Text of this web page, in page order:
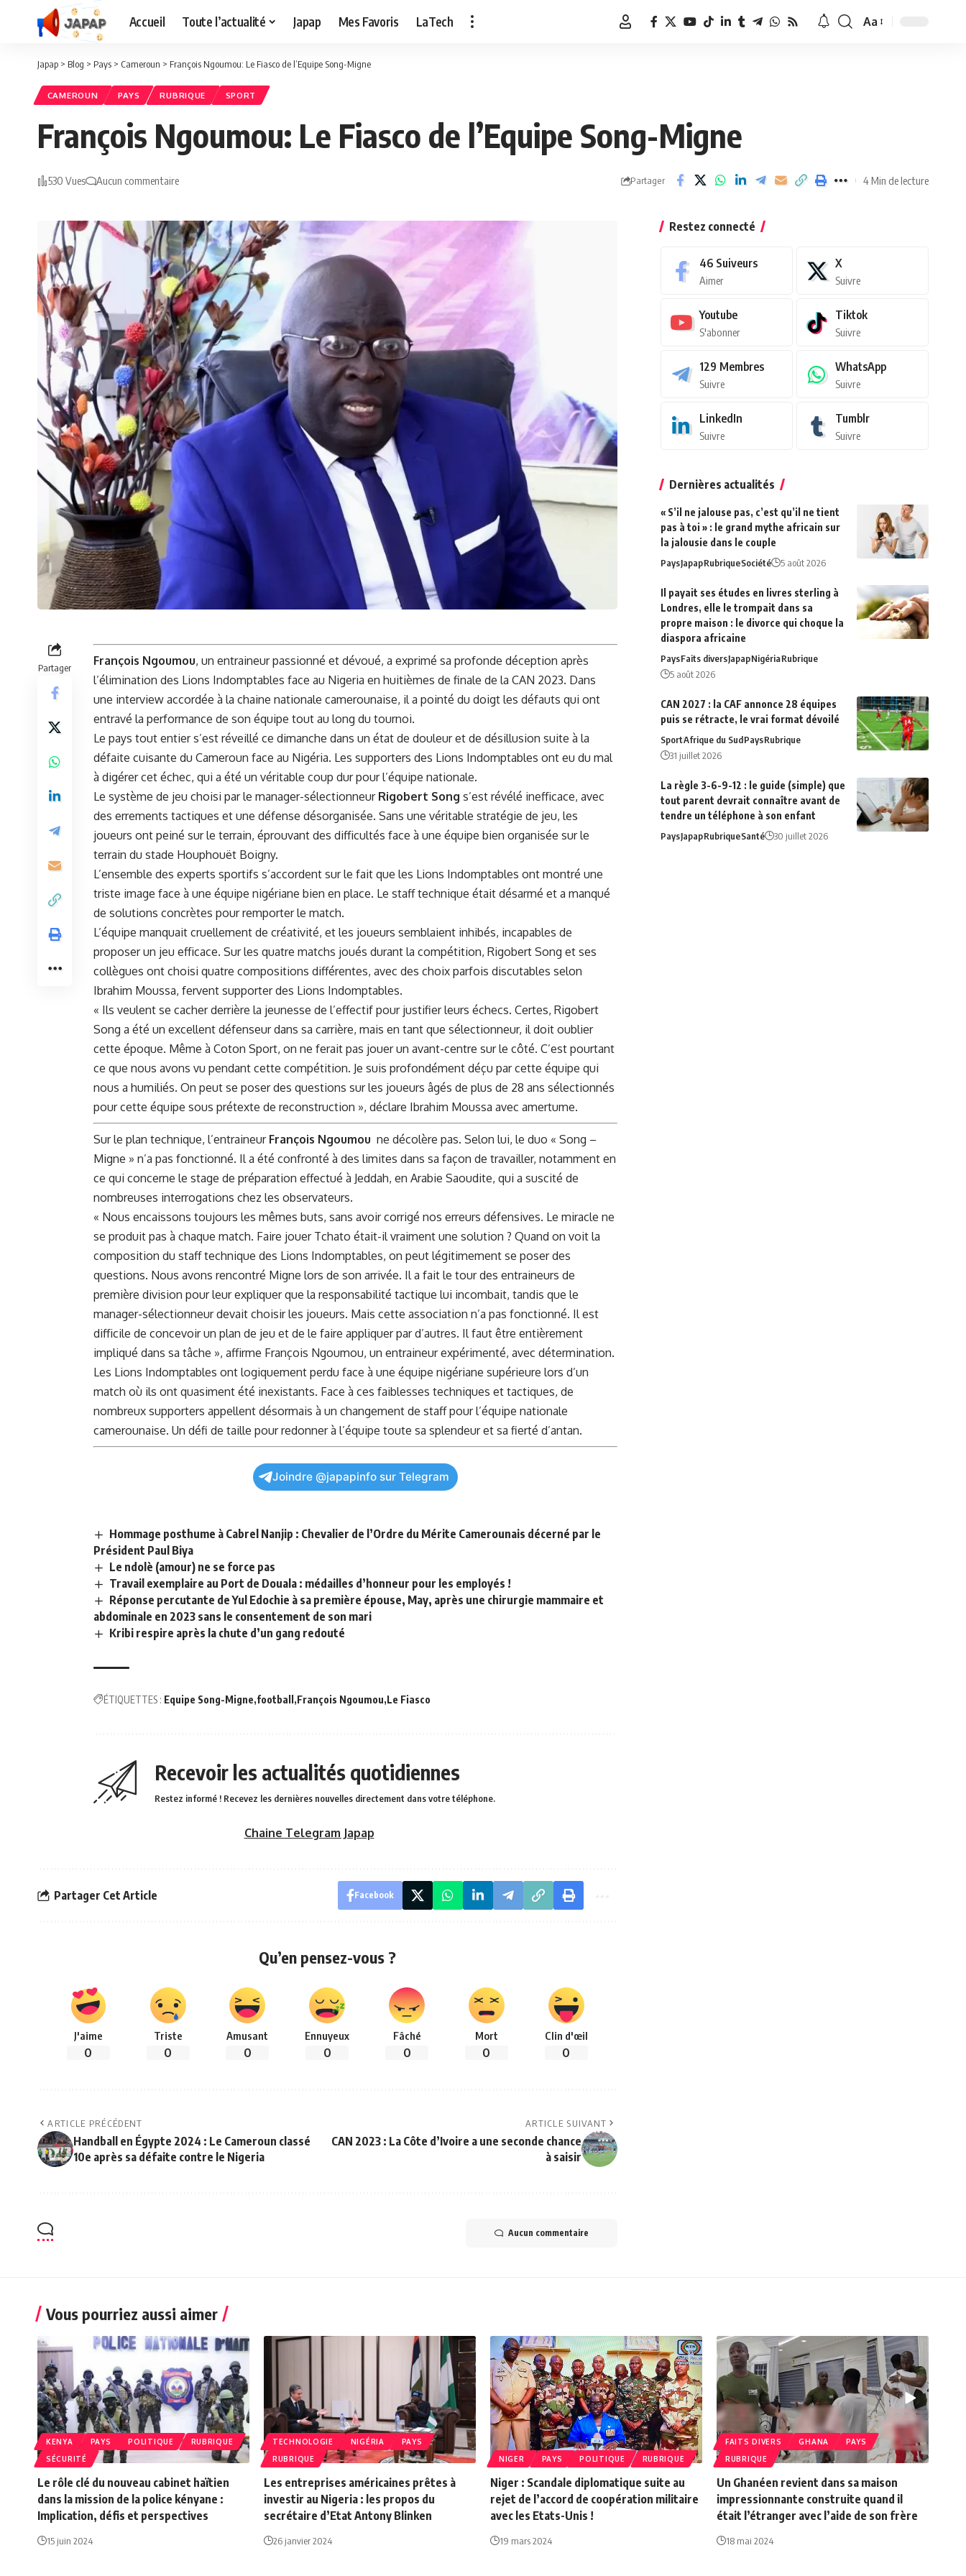
Accueil Toute l’actualité Japap Mes Favoris LaTech
Redimensionner
Aa
Japap > Blog > Pays > Cameroun > François Ngoumou: Le Fiasco de l’Equipe Song-Migne
CAMEROUN PAYS RUBRIQUE SPORT
François Ngoumou: Le Fiasco de l’Equipe Song-Migne
530 Vues Aucun commentaire Partager 4 Min de lecture
Partager François Ngoumou, un entraineurpassionné et dévoué, a exprimé sa​ profonde‍ déception après⁣
l’élimination des Lions Indomptables face‌ au Nigeria ⁤en huitièmes de finale de la CAN ⁢2023. Dans
une interview accordée⁢ à⁣ la chaine nationale camerounaise, il a pointé du‌ doigt les défauts ⁢qui ont
entravé ‌la performance de son équipe tout ⁤au long du tournoi.
Le pays tout entier s’est réveillé ce dimanche dans un état de douleur⁢et de désillusion suite⁢ à ​la
défaite cuisante du Cameroun⁢ face au Nigéria. ⁤Les supporters ⁤des ‌Lions Indomptables ont eu du mal
à digérer cet échec, qui a été⁣ un ​véritable coup dur⁤ pour l’équipe nationale.
Le ‍système de jeu choisi par le manager-sélectionneur Rigobert Song s’est révélé inefficace, avec
des errements tactiques et⁣ une défense désorganisée. Sans une ⁢véritable stratégie de jeu, les
joueurs ‍ont peiné sur ‍le terrain, éprouvant des⁢ difficultés face à une équipe bien organisée sur le
terrain ⁤du stade ‌Houphouët Boigny.
L’ensemble des experts sportifs s’accordent sur le fait que​ les Lions Indomptables ont montré une
triste ‌image face​ à une équipe nigériane⁢ bien en place. Le staff technique était désarmé et a manqué
de solutions concrètes pour remporter le match.
L’équipe manquait cruellement de créativité, et ​les joueurs semblaient ‍inhibés, incapables de
proposer un jeu efficace.⁤ Sur les quatre matchs⁤ joués ⁢durant la​ compétition, Rigobert Song⁤ et ses
collègues ont⁣ choisi⁤ quatre compositions différentes, avec des choix parfois discutables selon
Ibrahim Moussa, fervent‍ supporter des Lions⁢ Indomptables.
« Ils veulent se ‍cacher derrière la jeunesse de l’effectif pour justifier leurs échecs. Certes, Rigobert
‌Song a été ⁣un ⁣excellent défenseur⁣ dans sa carrière, mais en tant que ​sélectionneur,‍ il doit oublier
cette époque. Même à Coton Sport, on ne ferait pas jouer un avant-centre sur le côté. C’est pourtant
ce que nous avons vu ​pendant cette compétition. Je suis profondément déçu par ⁢cette⁢ équipe qui
nous a humiliés. On peut se poser des questions sur les joueurs⁢ âgés de plus ⁣de 28 ans sélectionnés
pour cette équipe​ sous ⁣prétexte de reconstruction », déclare Ibrahim‌ Moussa avec amertume.
Sur le plan⁤ technique, l’entraineur François ‌Ngoumou ‌ ne ‍décolère pas. Selon lui, le duo « Song –
Migne » n’a pas fonctionné. Il a été confronté à des limites dans sa façon de ‍travailler, notamment en
ce qui concerne‍ le stage de préparation effectué à Jeddah, en Arabie Saoudite, qui a suscité de
nombreuses⁣ interrogations chez les observateurs.
« Nous encaissons toujours les mêmes buts, sans avoir corrigé nos erreurs défensives. Le miracle ne
se produit pas à ​chaque match. Faire jouer​ Tchato était-il vraiment⁤ une solution ? ‍Quand ​on voit la
composition du staff technique des Lions Indomptables, on peut légitimement‌ se ⁢poser des
questions. Nous ⁢avons rencontré Migne‌ lors de son arrivée. Il a fait le tour des entraineurs de
première division‍ pour leur expliquer ⁤que la ‍responsabilité tactique lui incombait, ​tandis que le
manager-sélectionneur devait⁤ choisir ⁢les ​joueurs. Mais cette association ⁢n’a pas fonctionné. Il ‌est
difficile de concevoir un plan ​de jeu et ‌de le faire appliquer par d’autres.​ Il faut être entièrement
⁣impliqué dans sa tâche », affirme François ‍Ngoumou, un entraineur expérimenté, ⁤avec détermination.
Les Lions Indomptables ont logiquement ⁤perdu face à une équipe nigériane ‌supérieure lors d’un ​
match où ils ont quasiment été inexistants. Face à ces‌ faiblesses techniques⁣ et tactiques,​ de
nombreux supporters appellent désormais à un‌ changement de staff ‌pour l’équipe nationale
camerounaise. Un‌ défi de taille pour⁣ redonner à ​l’équipe‍ toute sa splendeur et sa​ fierté⁤ d’antan.
Joindre @japapinfo sur Telegram
Hommage posthume à Cabrel Nanjip : Chevalier de l’Ordre du Mérite Camerounais décerné par le
Président Paul Biya
Le ndolè (amour) ne se force pas
Travail exemplaire au Port de Douala : médailles d’honneur pour les employés !
Réponse percutante de Yul Edochie à sa première épouse, May, après une chirurgie mammaire et
abdominale en 2023 sans le consentement de son mari
Kribi respire après la chute d’un gang redouté
ÉTIQUETTES : Equipe Song-Migne football François Ngoumou Le Fiasco
Recevoir les actualités quotidiennes
Restez informé ! Recevez les dernières nouvelles directement dans votre téléphone.
Chaine Telegram Japap
Partager Cet Article Facebook
Qu’en pensez-vous ?
J'aime
0
Triste
0
Amusant
0
Ennuyeux
0
Fâché
0
Mort
0
Clin d'œil
0
ARTICLE PRÉCÉDENT
Handball en Égypte 2024 : Le Cameroun classé
10e après sa défaite contre le Nigeria
ARTICLE SUIVANT
CAN 2023 : La Côte d’Ivoire a une seconde chance
à saisir
Aucun commentaire
Restez connecté
46 Suiveurs
Aimer
X
Suivre
Youtube
S'abonner
Tiktok
Suivre
129 Membres
Suivre
WhatsApp
Suivre
LinkedIn
Suivre
Tumblr
Suivre
Dernières actualités
« S’il ne jalouse pas, c’est qu’il ne tient
pas à toi » : le grand mythe africain sur
la jalousie dans le couple
PaysJapapRubriqueSociété 5 août 2026
Il payait ses études en livres sterling à
Londres, elle le trompait dans sa
propre maison : le divorce qui choque la
diaspora africaine
PaysFaits diversJapapNigériaRubrique
5 août 2026
CAN 2027 : la CAF annonce 28 équipes
puis se rétracte, le vrai format dévoilé
SportAfrique du‍ SudPaysRubrique
31 juillet 2026
La règle 3-6-9-12 : le guide (simple) que
tout parent devrait connaître avant de
tendre un téléphone à son enfant
PaysJapapRubriqueSanté 30 juillet 2026
Vous pourriez aussi aimer
KENYA PAYS POLITIQUE
RUBRIQUE
SÉCURITÉ
Le rôle clé du nouveau cabinet haïtien
dans la mission de la police kényane :
Implication, défis et perspectives
15 juin 2024
TECHNOLOGIE NIGÉRIA
PAYS
RUBRIQUE
Les entreprises américaines prêtes à
investir au Nigeria : les propos du
secrétaire d’Etat Antony Blinken
26 janvier 2024
NIGER PAYS POLITIQUE RUBRIQUE
Niger : Scandale diplomatique suite au
rejet de l’accord de coopération militaire
avec les Etats-Unis !
19 mars 2024
FAITS DIVERS GHANA
PAYS
RUBRIQUE
Un Ghanéen revient dans sa maison
impressionnante construite quand il
était l’étranger avec l’aide de son frère
18 mai 2024